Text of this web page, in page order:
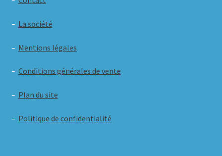
– La société
– Mentions légales
– Conditions générales de vente
– Plan du site
– Politique de confidentialité